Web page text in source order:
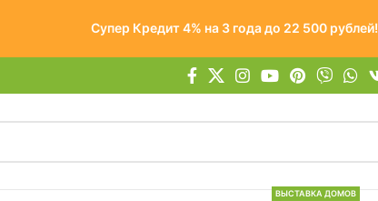
Супер Кредит 4% на 3 года до 22 500 рублей!
ВЫСТАВКА ДОМОВ